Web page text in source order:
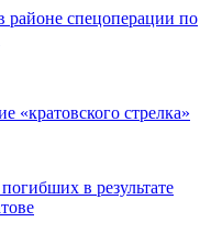
спецоперации по
стрелка»
в результате